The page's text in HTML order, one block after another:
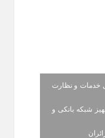
خدمات و نظارت
| تأمین ارز، تجهیز شبکه بانکی و